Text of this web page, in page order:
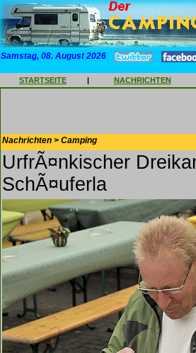
Samstag, 08. August 2026
STARTSEITE | NACHRICHTEN
Nachrichten > Camping
UrfrÃ¤nkischer
SchÃ¤uferla